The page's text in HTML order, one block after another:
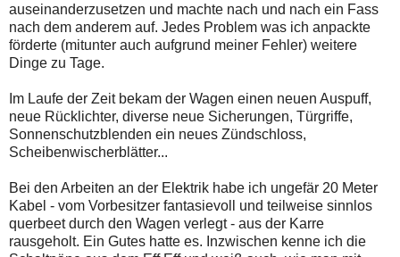
auseinanderzusetzen und machte nach und nach ein Fass
nach dem anderem auf. Jedes Problem was ich anpackte
förderte (mitunter auch aufgrund meiner Fehler) weitere
Dinge zu Tage.
Im Laufe der Zeit bekam der Wagen einen neuen Auspuff,
neue Rücklichter, diverse neue Sicherungen, Türgriffe,
Sonnenschutzblenden ein neues Zündschloss,
Scheibenwischerblätter...
Bei den Arbeiten an der Elektrik habe ich ungefär 20 Meter
Kabel - vom Vorbesitzer fantasievoll und teilweise sinnlos
querbeet durch den Wagen verlegt - aus der Karre
rausgeholt. Ein Gutes hatte es. Inzwischen kenne ich die